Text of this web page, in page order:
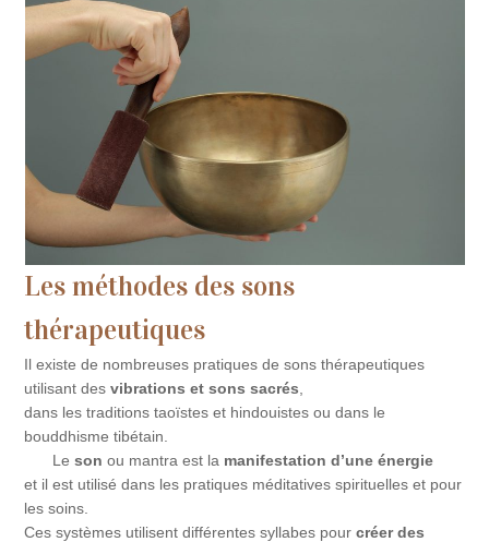
Les méthodes des sons
thérapeutiques
Il existe de nombreuses pratiques de sons thérapeutiques
utilisant desvibrations et sons sacrés
dans les traditions taoïstes et hindouistes ou dans le
bouddhisme tibétain.
Le son ou mantra est la manifestation d’une énergie
et il est utilisé dans les pratiques méditatives spirituelles et pour
les soins.
Ces systèmes utilisent différentes syllabes pourcréer des